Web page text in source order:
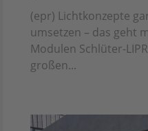
(epr) Lichtkonzepte
umsetzen – das geht
Modulen Schlüter-
großen...